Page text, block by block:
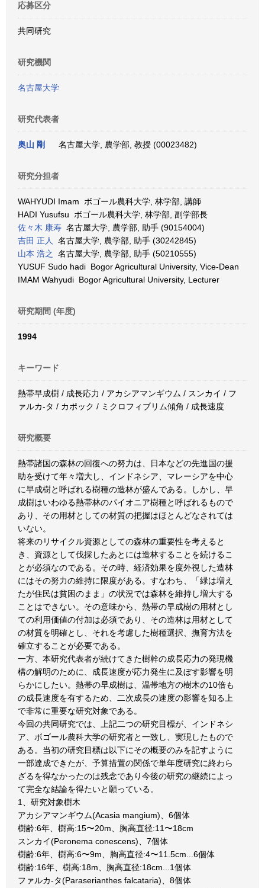
応募区分
共同研究
研究機関
名古屋大学
研究代表者
奥山 剛 名古屋大学, 農学部, 教授 (00023482)
研究分担者
WAHYUDI Imam ボゴール農科大学, 林学部, 講師
HADI Yusufsu ボゴール農科大学, 林学部, 副学部長
佐々木 康寿 名古屋大学, 農学部, 助手 (90154004)
吉田 正人
名古屋大学, 農学部, 助手 (30242845)
山本 浩之
名古屋大学, 農学部, 助手 (50210555)
YUSUF Sudo hadi Bogor Agricultural University, Vice-Dean
IMAM Wahyudi Bogor Agricultural University, Lecturer
研究期間 (年度)
1994
キーワード
熱帯早成樹 / 成長応力 / アカシアマンギウム / スンカイ / フ
ァルカ-タ / カポック / ミクロフィブリム傾角 / 成長速度
研究概要
熱帯諸国の森林の回復への努力は、日本などの先進国の援
助を受けて年々増大し、インドネシア、マレーシアを中心
に早成樹と呼ばれる樹種の造林が盛んである。しかし、早
成樹はいわゆる熱帯林のパイオニア樹種と呼ばれるもので
あり、その用材としての材質の把握はほとんどなされては
いない。
将来のリサイクル資源としての森林の重要性を考えると
き、資源として伐採したあとには造林することを続けるこ
とが必須なのである。その時、経済効果を度外視した造林
にはその努力の維持に限度がある。すなわち、「緑は増え
たが住民は貧困のまま」の状況では森林を維持し増大する
ことはできない。その意味から、熱帯の早成樹の用材とし
ての利用価値の付加は必須であり、その造林は用材として
の材質を明確とし、それを考慮した樹種選択、撫育方法を
確立することが必要である。
一方、本研究代表者が続けてきた樹幹の成長応力の発現機
構の解明のために、成長速度が応力発生に及ぼす影響を明
らかにしたい。熱帯の早成樹は、温帯地方の樹木の10倍も
の成長速度を有するため、二次成長の速度の影響を知る上
で非常に重要な研究対象である。
今回の共同研究では、上記二つの研究目標が、インドネシ
ア、ボゴール農科大学の研究者と一致し、実現したもので
ある。当初の研究目標は以下にその概要のみを記すように
一部達成できたが、予算措置の関係で単年度研究に終わら
ざるを得なかったのは残念であり今後の研究の継続によっ
て完全な結論を得たいと願っている。
1、研究対象樹木
アカシアマンギウム(Acasia mangium)、6個体
樹齢:6年、樹高:15〜20m、胸高直径:11〜18cm
スンカイ(Peronema conescens)、7個体
樹齢:6年、樹高:6〜9m、胸高直径:4〜11.5cm...6個体
樹齢:16年、樹高:18m、胸高直径:18cm...1個体
ファルカ-タ(Paraserianthes falcataria)、8個体